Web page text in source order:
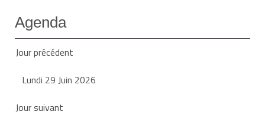
Agenda
Jour précédent
Lundi 29 Juin 2026
Jour suivant